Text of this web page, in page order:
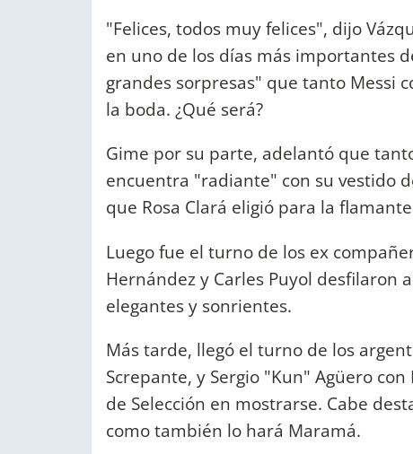
"Felices, todos muy felices", dijo
en uno de los días más importantes
grandes sorpresas" que tanto Messi
la boda. ¿Qué será?
Gime por su parte, adelantó que
encuentra "radiante" con su vestido
que Rosa Clará eligió para la
Luego fue el turno de los ex
Hernández y Carles Puyol desfilaron
elegantes y sonrientes.
Más tarde, llegó el turno de los
Screpante, y Sergio "Kun" Agüero
de Selección en mostrarse. Cabe
como también lo hará Maramá.